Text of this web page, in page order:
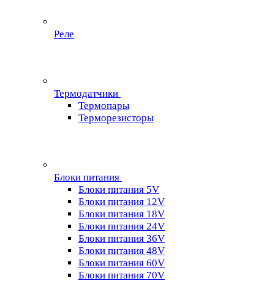
Реле
Термодатчики
Термопары
Терморезисторы
Блоки питания
Блоки питания 5V
Блоки питания 12V
Блоки питания 18V
Блоки питания 24V
Блоки питания 36V
Блоки питания 48V
Блоки питания 60V
Блоки питания 70V